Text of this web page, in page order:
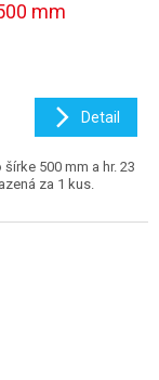
mm
Detail
500 mm a hr. 23
za 1 kus.